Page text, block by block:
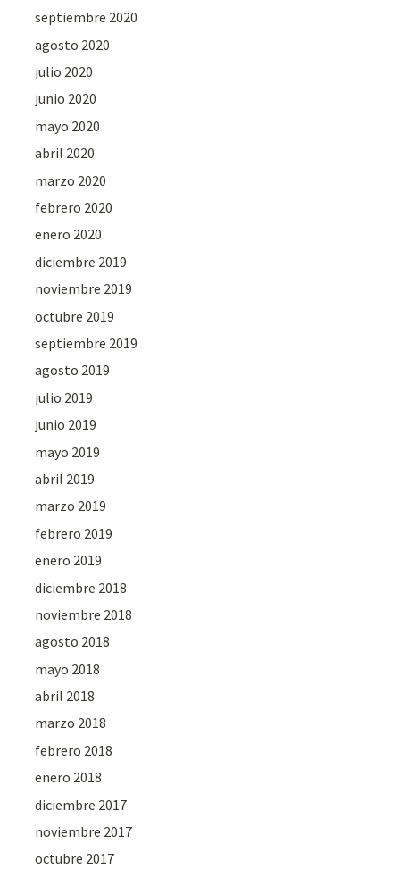
septiembre 2020
agosto 2020
julio 2020
junio 2020
mayo 2020
abril 2020
marzo 2020
febrero 2020
enero 2020
diciembre 2019
noviembre 2019
octubre 2019
septiembre 2019
agosto 2019
julio 2019
junio 2019
mayo 2019
abril 2019
marzo 2019
febrero 2019
enero 2019
diciembre 2018
noviembre 2018
agosto 2018
mayo 2018
abril 2018
marzo 2018
febrero 2018
enero 2018
diciembre 2017
noviembre 2017
octubre 2017